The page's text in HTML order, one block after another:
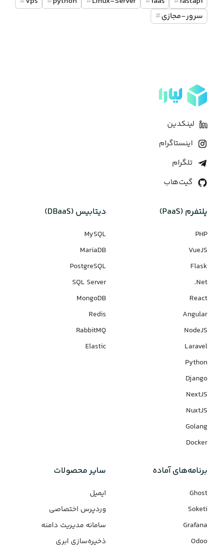
سرور-مجازی#
لینکدین
اینستاگرام
تلگرام
گیت‌هاب
پلتفرم (PaaS)
PHP
VueJS
Flask
Net.
React
Angular
NodeJS
Laravel
Python
Django
NextJS
NuxtJS
Golang
Docker
دیتابیس‌ (DBaaS)
MySQL
MariaDB
PostgreSQL
SQL Server
MongoDB
Redis
RabbitMQ
Elastic
برنامه‌های‌ آماده
Ghost
Soketi
Grafana
Odoo
سایر محصولات
ایمیل
وردپرس‌ اختصاصی
سامانه مدیریت دامنه
ذخیره‌سازی ابری